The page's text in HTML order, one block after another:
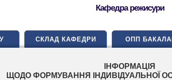
Кафедра режисури
СКЛАД КАФЕДРИ ОПП
ІНФОРМАЦІЯ
ЩОДО ФОРМУВАННЯ ІНДИВІДУАЛЬНОЇ